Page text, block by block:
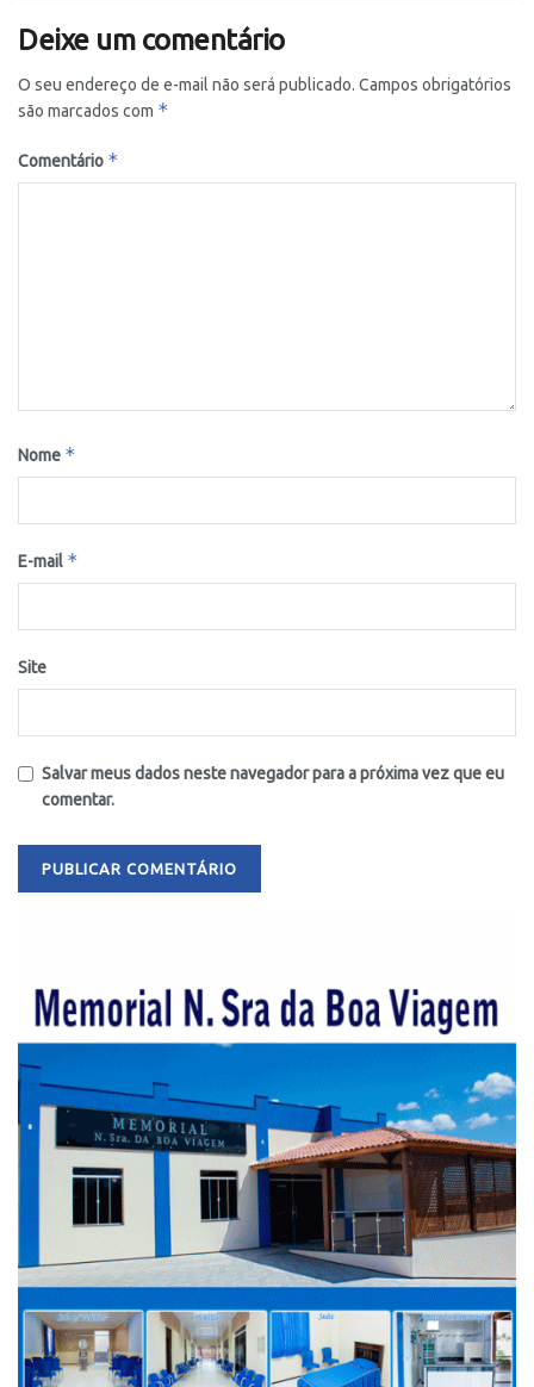
Deixe um comentário
O seu endereço de e-mail não será publicado. Campos obrigatórios
são marcados com *
Comentário *
Nome *
E-mail *
Site
Salvar meus dados neste navegador para a próxima vez que eu
comentar.